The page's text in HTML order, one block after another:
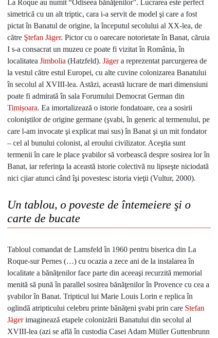
La Roque au numit “Odiseea bănăţenilor”. Lucrarea este perfect
simetrică cu un alt triptic, cara i-a servit de model şi care a fost
pictat în Banatul de origine, la începutul secolului al XX-lea, de
către Ştefan Jäger. Pictor cu o oarecare notorietate în Banat, căruia
I s-a consacrat un muzeu ce poate fi vizitat în România, în
localitatea Jimbolia (Hatzfeld). Jägera reprezentat parcurgerea de
la vestul către estul Europei, cu alte cuvine colonizarea Banatului
în secolul al XVIII-lea. Astăzi, această lucrare de mari dimensiuni
poate fi admirată în sala Forumului Democrat German din
Timișoara. Ea imortalizează o istorie fondatoare, cea a sosirii
coloniştilor de origine germane (şvabi, în generic al termenului, pe
care l-am invocate şi explicat mai sus) în Banat şi un mit fondator
– cel al bunului colonist, al eroului civilizator. Aceştia sunt
termenii în care le place şvabilor să vorbească despre sosirea lor în
Banat, iar referinţa la această istorie colectivă nu lipseşte niciodată
nici cjiar atunci când îşi povestesc istoria vieţii (Vultur, 2000).
Un tablou, o poveste de întemeiere şi o
carte de bucate
Tabloul comandat de Lamsfeld în 1960 pentru biserica din La
Roque-sur Pernes (…) cu ocazia a zece ani de la instalarea în
localitate a bănăţenilor face parte din aceeaşi recurzită memorial
menită să pună în parallel sosirea bănăţenilor în Provence cu cea a
şvabilor în Banat. Tripticul lui Marie Louis Lorin e replica în
oglindă atripticului celebru printe bănăţeni şvabi prin care Stefan
Jägerimaginează etapele colonizării Banatului din secolul al
XVIII-lea (azi se află în custodia Casei Adam Müller Guttenbrunn